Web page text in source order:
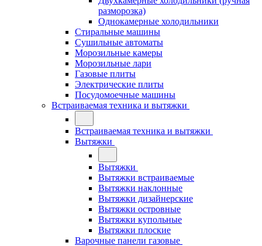
разморозка)
Однокамерные холодильники
Стиральные машины
Сушильные автоматы
Морозильные камеры
Морозильные лари
Газовые плиты
Электрические плиты
Посудомоечные машины
Встраиваемая техника и вытяжки
Встраиваемая техника и вытяжки
Вытяжки
Вытяжки
Вытяжки встраиваемые
Вытяжки наклонные
Вытяжки дизайнерские
Вытяжки островные
Вытяжки купольные
Вытяжки плоские
Варочные панели газовые